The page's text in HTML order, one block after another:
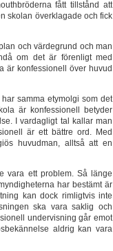
fått tillstånd att
skolan överklagade och fick
och värdegrund och man
om det är förenligt med
är konfessionell över huvud
samma etymolgi som det
är konfessionell betyder
I vardagligt tal kallar man
är ett bättre ord. Med
huvudman, alltså att en
vara ett problem. Så länge
har bestämt är
kan dock rimligtvis inte
ska vara saklig och
undervisning går emot
aldrig kan vara